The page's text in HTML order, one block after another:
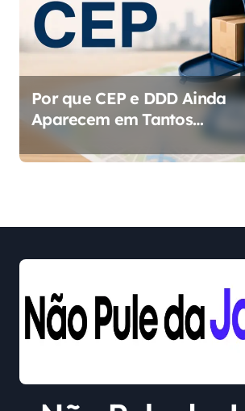
Por que CEP e DDD Ainda
Aparecem em Tantos
Cadastros?